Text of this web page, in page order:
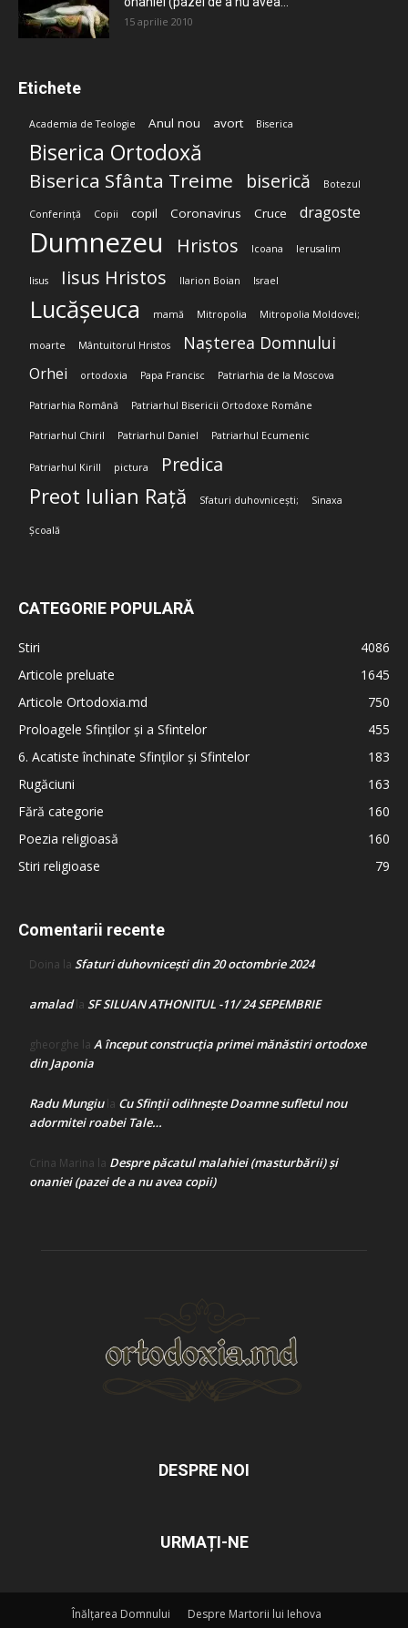
15 aprilie 2010
Etichete
Academia de Teologie Anul nou avort Biserica
Biserica Ortodoxă
Biserica Sfânta Treime biserică Botezul
Conferință Copii copil Coronavirus Cruce dragoste
Dumnezeu Hristos Icoana Ierusalim
Iisus Iisus Hristos Ilarion Boian Israel
Lucășeuca mamă Mitropolia Mitropolia Moldovei;
moarte Mântuitorul Hristos Nașterea Domnului
Orhei ortodoxia Papa Francisc Patriarhia de la Moscova
Patriarhia Română Patriarhul Bisericii Ortodoxe Române
Patriarhul Chiril Patriarhul Daniel Patriarhul Ecumenic
Patriarhul Kirill pictura Predica
Preot Iulian Rață Sfaturi duhovnicești; Sinaxa
Școală
CATEGORIE POPULARĂ
Stiri
4086
Articole preluate
1645
Articole Ortodoxia.md
750
Proloagele Sfinților și a Sfintelor
455
6. Acatiste închinate Sfinților și Sfintelor
183
Rugăciuni
163
Fără categorie
160
Poezia religioasă
160
Stiri religioase
79
Comentarii recente
Doina la Sfaturi duhovnicești din 20 octombrie 2024
amaladla SF SILUAN ATHONITUL -11/ 24 SEPEMBRIE
gheorghe la A început construcţia primei mănăstiri ortodoxe
din Japonia
Radu Mungiula Cu Sfinții odihnește Doamne sufletul nou
adormitei roabei Tale…
Crina Marina la Despre păcatul malahiei (masturbării) şi
onaniei (pazei de a nu avea copii)
DESPRE NOI
URMAȚI-NE
Înălțarea Domnului
Despre Martorii lui Iehova